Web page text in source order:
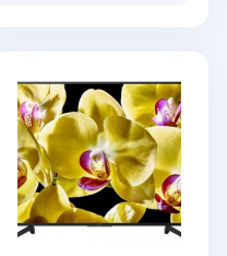
لوازم
آشپز
خانه
مقالات